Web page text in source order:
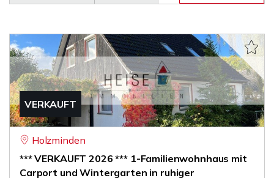
VERKAUFT
Holzminden
*** VERKAUFT 2026 *** 1-Familienwohnhaus mit
Carport und Wintergarten in ruhiger